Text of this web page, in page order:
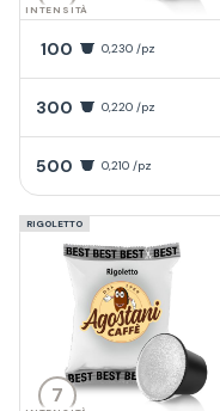
INTENSITÀ
100 0,230 /pz
300 0,220 /pz
500 0,210 /pz
RIGOLETTO
7